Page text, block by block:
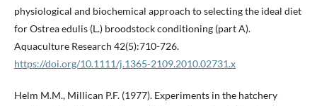
physiological and biochemical approach to selecting the ideal diet
for Ostrea edulis (L.) broodstock conditioning (part A).
Aquaculture Research 42(5):710-726.
https://doi.org/10.1111/j.1365-2109.2010.02731.x
Helm M.M., Millican P.F. (1977). Experiments in the hatchery